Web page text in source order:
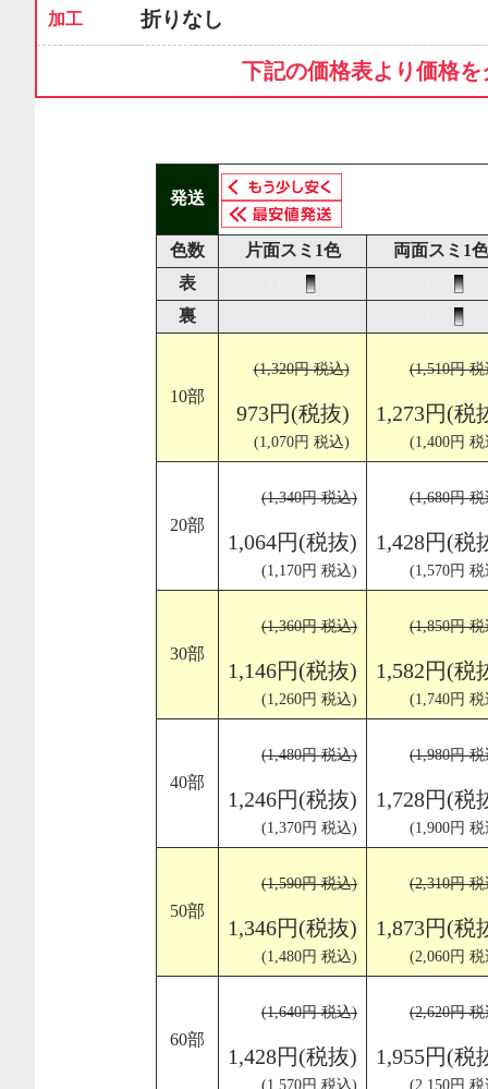
加工 折りなし
下記の価格表より価格
発送
色数 片面スミ1色
両面スミ1色
表
裏
10部
(1,320円 税込)
973円(税抜)
(1,070円 税込)
(1,510円
1,273円(税
(1,400円
20部
(1,340円 税込)
1,064円(税抜)
(1,170円 税込)
(1,680円
1,428円(税
(1,570円
30部
(1,360円 税込)
1,146円(税抜)
(1,260円 税込)
(1,850円
1,582円(税
(1,740円
40部
(1,480円 税込)
1,246円(税抜)
(1,370円 税込)
(1,980円
1,728円(税
(1,900円
50部
(1,590円 税込)
1,346円(税抜)
(1,480円 税込)
(2,310円
1,873円(税
(2,060円
60部
(1,640円 税込)
1,428円(税抜)
(1,570円 税込)
(2,620円
1,955円(税
(2,150円